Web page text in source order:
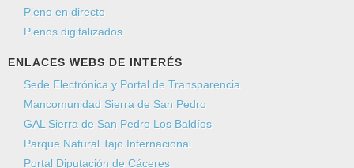
Pleno en directo
Plenos digitalizados
ENLACES WEBS DE INTERÉS
Sede Electrónica y Portal de Transparencia
Mancomunidad Sierra de San Pedro
GAL Sierra de San Pedro Los Baldíos
Parque Natural Tajo Internacional
Portal Diputación de Cáceres